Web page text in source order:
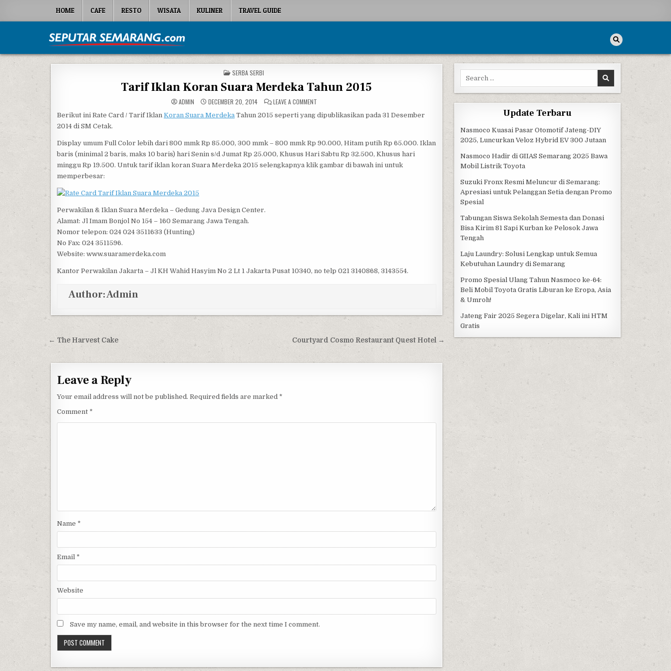
HOME CAFE RESTO WISATA KULINER TRAVEL GUIDE
Seputar Semarang
POSTED IN
SERBA SERBI
Tarif Iklan Koran Suara Merdeka Tahun 2015
ADMIN DECEMBER 20, 2014 LEAVE A COMMENTON TARIF IKLAN KORAN SUARA MERDEKA TAHUN 2015
Berikut ini Rate Card / Tarif Iklan Koran Suara Merdeka Tahun 2015 seperti yang dipublikasikan pada 31 Desember
2014 di SM Cetak.
Display umum Full Color lebih dari 800 mmk Rp 85.000, 300 mmk – 800 mmk Rp 90.000, Hitam putih Rp 65.000. Iklan
baris (minimal 2 baris, maks 10 baris) hari Senin s/d Jumat Rp 25.000, Khusus Hari Sabtu Rp 32.500, Khusus hari
minggu Rp 19.500. Untuk tarif iklan koran Suara Merdeka 2015 selengkapnya klik gambar di bawah ini untuk
memperbesar:
Perwakilan & Iklan Suara Merdeka – Gedung Java Design Center.
Alamat: Jl Imam Bonjol No 154 – 160 Semarang Jawa Tengah.
Nomor telepon: 024 024 3511633 (Hunting)
No Fax: 024 3511596.
Website: www.suaramerdeka.com
Kantor Perwakilan Jakarta – Jl KH Wahid Hasyim No 2 Lt 1 Jakarta Pusat 10340, no telp 021 3140868, 3143554.
Author:Admin
Post navigation Courtyard Cosmo Restaurant Quest Hotel →
← The Harvest Cake
Leave a Reply
Your email address will not be published. Required fields are marked *
Comment *
Name *
Email *
Website
Save my name, email, and website in this browser for the next time I comment.
Search for:
Update Terbaru
Nasmoco Kuasai Pasar Otomotif Jateng-DIY
2025, Luncurkan Veloz Hybrid EV 300 Jutaan
Nasmoco Hadir di GIIAS Semarang 2025 Bawa
Mobil Listrik Toyota
Suzuki Fronx Resmi Meluncur di Semarang:
Apresiasi untuk Pelanggan Setia dengan Promo
Spesial
Tabungan Siswa Sekolah Semesta dan Donasi
Bisa Kirim 81 Sapi Kurban ke Pelosok Jawa
Tengah
Laju Laundry: Solusi Lengkap untuk Semua
Kebutuhan Laundry di Semarang
Promo Spesial Ulang Tahun Nasmoco ke-64:
Beli Mobil Toyota Gratis Liburan ke Eropa, Asia
& Umroh!
Jateng Fair 2025 Segera Digelar, Kali ini HTM
Gratis